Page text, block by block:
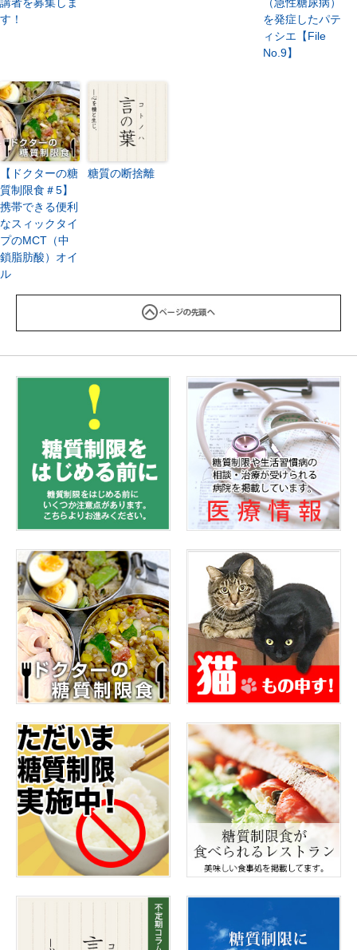
す！
を発症したパテ
ィシエ【File
No.9】
【ドクターの糖
質制限食＃5】
携帯できる便利
なスィックタイ
プのMCT（中
鎖脂肪酸）オイ
ル
糖質の断捨離